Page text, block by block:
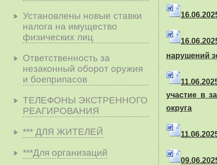
Установлены новые ставки
налога на имущество
физических лиц
Ответственность за
незаконный оборот оружия
и боеприпасов
ТЕЛЕФОНЫ ЭКСТРЕННОГО
РЕАГИРОВАНИЯ
*** ДЛЯ ЖИТЕЛЕЙ
***Для организаций
нарушений
участие в
округа